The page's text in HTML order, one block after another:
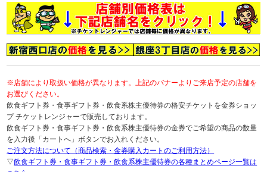
※店舗により取扱い価格が異なります。上記のバナーよりご来店予定の店舗を
お選びください。
飲食ギフト券・食事ギフト券・飲食系株主優待券の格安チケットを金券ショッ
プ チケットレンジャーで販売しております。
飲食ギフト券・食事ギフト券・飲食系株主優待券の金券でご希望の商品の数量
を入力後「カートへ」ボタンでお入れください。
ご注文方法について（商品検索・金券購入カートのご利用方法）
▽飲食ギフト券・食事ギフト券・飲食系株主優待券の各種まとめページ一覧は